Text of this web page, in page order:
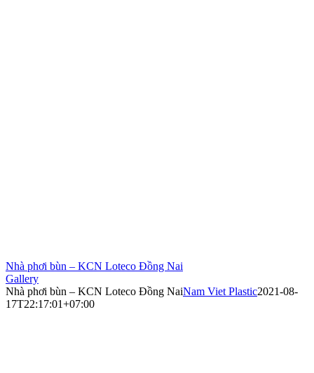
Nhà phơi bùn – KCN Loteco Đồng Nai
Gallery
Nhà phơi bùn – KCN Loteco Đồng NaiNam Viet Plastic2021-08-
17T22:17:01+07:00